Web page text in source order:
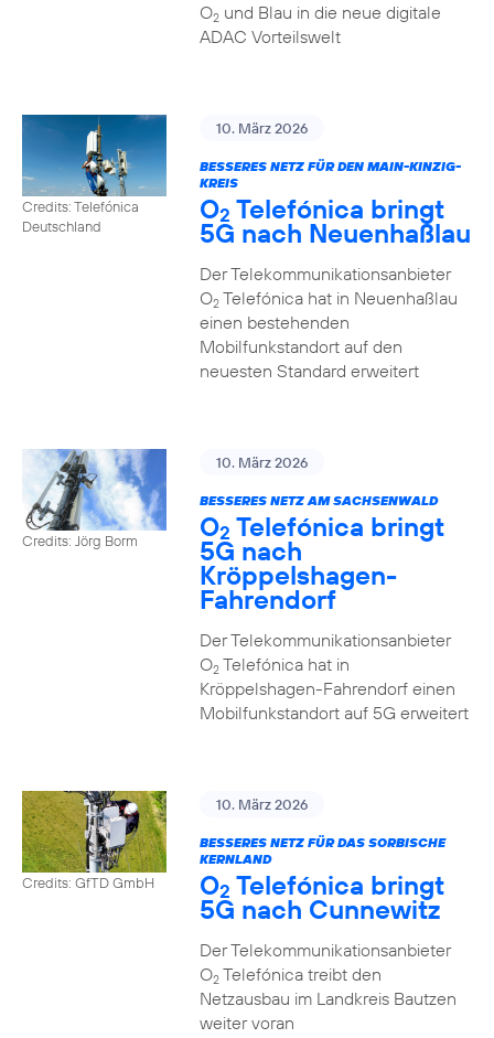
O2und Blau in die neue digitale
ADAC Vorteilswelt
Credits: Telefónica
Deutschland
10. März 2026
BESSERES NETZ FÜR DEN MAIN-KINZIG-
KREIS
O2 Telefónica bringt
5G nach Neuenhaßlau
Der Telekommunikationsanbieter
O2Telefónica hat in Neuenhaßlau
einen bestehenden
Mobilfunkstandort auf den
neuesten Standard erweitert
Credits: Jörg Borm
10. März 2026
BESSERES NETZ AM SACHSENWALD
O2 Telefónica bringt
5G nach
Kröppelshagen-
Fahrendorf
Der Telekommunikationsanbieter
O2Telefónica hat in
Kröppelshagen-Fahrendorf einen
Mobilfunkstandort auf 5G erweitert
Credits: GfTD GmbH
10. März 2026
BESSERES NETZ FÜR DAS SORBISCHE
KERNLAND
O2 Telefónica bringt
5G nach Cunnewitz
Der Telekommunikationsanbieter
O2Telefónica treibt den
Netzausbau im Landkreis Bautzen
weiter voran